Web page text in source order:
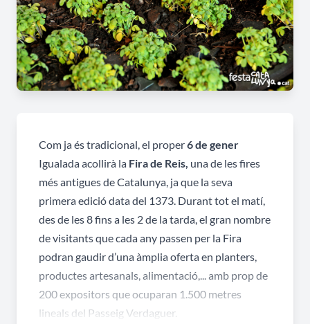
Com ja és tradicional, el proper6 de gener
Igualada acollirà la Fira de Reis, una de les fires
més antigues de Catalunya, ja que la seva
primera edició data del 1373. Durant tot el matí,
des de les 8 fins a les 2 de la tarda, el gran nombre
de visitants que cada any passen per la Fira
podran gaudir d’una àmplia oferta en planters,
productes artesanals, alimentació,... amb prop de
200 expositors que ocuparan 1.500 metres
lineals del Passeig Verdaguer.